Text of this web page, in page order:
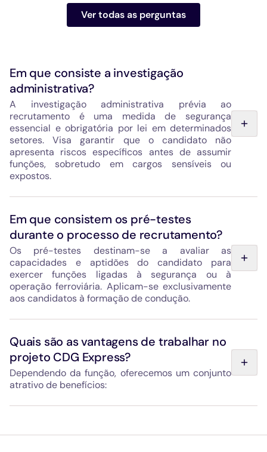
Ver todas as perguntas
Em que consiste a investigação
administrativa?
A investigação administrativa prévia ao
recrutamento é uma medida de segurança
essencial e obrigatória por lei em determinados
setores. Visa garantir que o candidato não
apresenta riscos específicos antes de assumir
funções, sobretudo em cargos sensíveis ou
expostos.
Administrativos de Segurança), tutelado pelo Ministério
do Interior francês. Diz respeito a determinadas
profissões que exigem autorizações de acesso a locais
sensíveis ou o exercício de missões ou funções
sensíveis.
No CDG Express, este procedimento aplica-se a todas
as funções que exijam formação em condução e às
Em que consistem os pré-testes
durante o processo de recrutamento?
Os pré-testes destinam-se a avaliar as
capacidades e aptidões do candidato para
exercer funções ligadas à segurança ou à
operação ferroviária. Aplicam-se exclusivamente
aos candidatos à formação de condução.
simulações de situações reais de trabalho. Estes testes
ajudam a verificar a motivação, a capacidade de reação,
o cumprimento de procedimentos rigorosos, e a
facilidade de aprendizagem. São realizados online e
demoram cerca de 2 horas.
Quais são as vantagens de trabalhar no
projeto CDG Express?
Dependendo da função, oferecemos um conjunto
atrativo de benefícios: